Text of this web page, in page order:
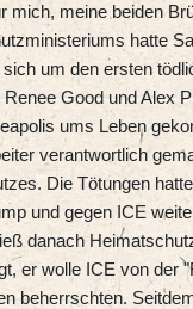
mich, meine beiden
hatte
sich um den ersten
Good und Alex
ums Leben
verantwortlich
Die Tötungen
und gegen ICE
danach
er wolle ICE von der
beherrschten.